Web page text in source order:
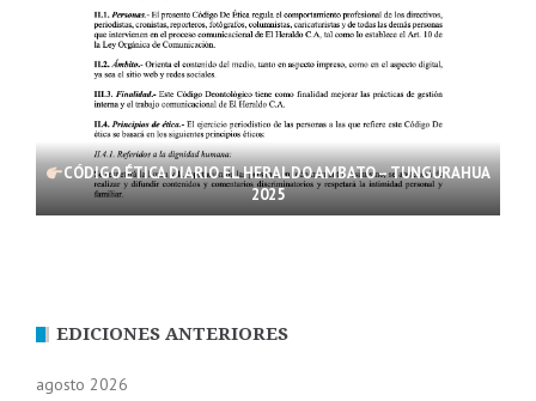
CÓDIGO ÉTICA DIARIO EL HERALDO AMBATO – TUNGURAHUA
2025
EDICIONES ANTERIORES
agosto 2026